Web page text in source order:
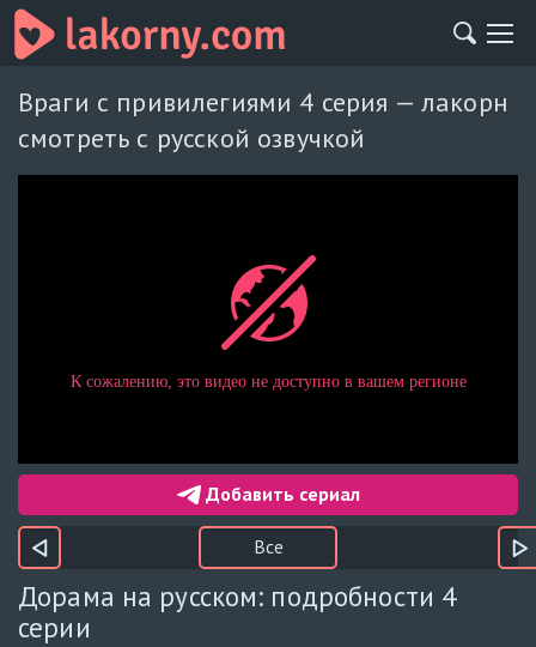
Враги с привилегиями 4 серия — лакорн
смотреть с русской озвучкой
Добавить сериал
Все
Дорама на русском: подробности 4
серии